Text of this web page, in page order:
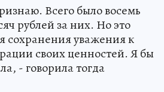
Всего было восемь
рублей за них. Но это
сохранения уважения к
своих ценностей. Я бы
- говорила тогда